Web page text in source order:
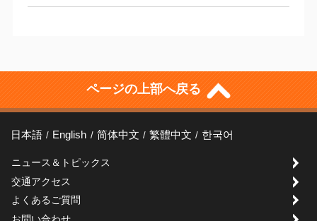
ページの上部へ戻る
日本語 English 简体中文 繁體中文 한국어
ニュース＆トピックス
交通アクセス
よくあるご質問